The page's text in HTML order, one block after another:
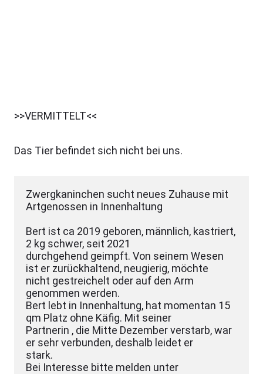
>>VERMITTELT<<
Das Tier befindet sich nicht bei uns.
Zwergkaninchen sucht neues Zuhause mit
Artgenossen in Innenhaltung
Bert ist ca 2019 geboren, männlich, kastriert,
2 kg schwer, seit 2021
durchgehend geimpft. Von seinem Wesen
ist er zurückhaltend, neugierig, möchte
nicht gestreichelt oder auf den Arm
genommen werden.
Bert lebt in Innenhaltung, hat momentan 15
qm Platz ohne Käfig. Mit seiner
Partnerin , die Mitte Dezember verstarb, war
er sehr verbunden, deshalb leidet er
stark.
Bei Interesse bitte melden unter